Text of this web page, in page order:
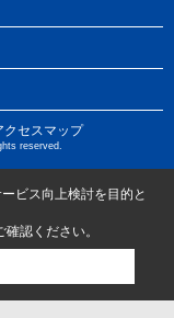
クセスマップ
reserved.
ビス向上検討を目的と
確認ください。